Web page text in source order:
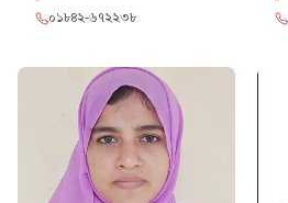
০১৮৪২-৬৭২২৩৮